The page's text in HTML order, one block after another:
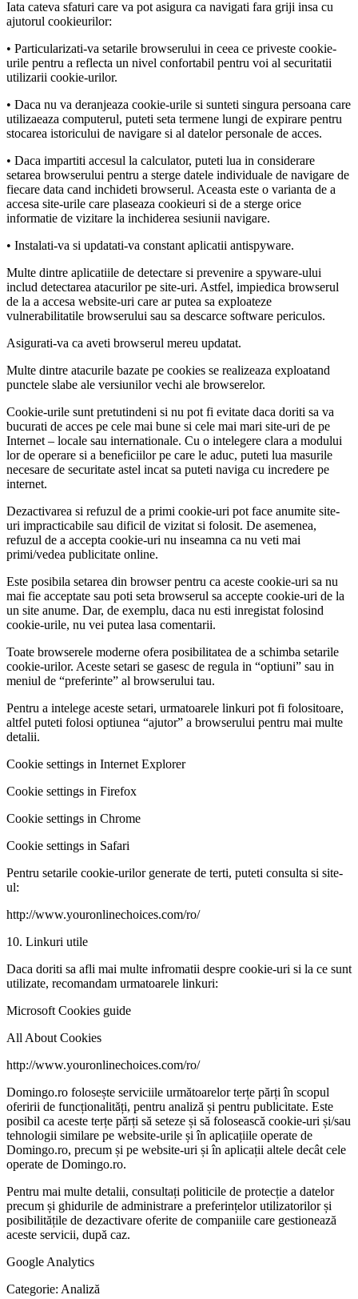
Iata cateva sfaturi care va pot asigura ca navigati fara griji insa cu
ajutorul cookieurilor:
• Particularizati-va setarile browserului in ceea ce priveste cookie-
urile pentru a reflecta un nivel confortabil pentru voi al securitatii
utilizarii cookie-urilor.
• Daca nu va deranjeaza cookie-urile si sunteti singura persoana care
utilizaeaza computerul, puteti seta termene lungi de expirare pentru
stocarea istoricului de navigare si al datelor personale de acces.
• Daca impartiti accesul la calculator, puteti lua in considerare
setarea browserului pentru a sterge datele individuale de navigare de
fiecare data cand inchideti browserul. Aceasta este o varianta de a
accesa site-urile care plaseaza cookieuri si de a sterge orice
informatie de vizitare la inchiderea sesiunii navigare.
• Instalati-va si updatati-va constant aplicatii antispyware.
Multe dintre aplicatiile de detectare si prevenire a spyware-ului
includ detectarea atacurilor pe site-uri. Astfel, impiedica browserul
de la a accesa website-uri care ar putea sa exploateze
vulnerabilitatile browserului sau sa descarce software periculos.
Asigurati-va ca aveti browserul mereu updatat.
Multe dintre atacurile bazate pe cookies se realizeaza exploatand
punctele slabe ale versiunilor vechi ale browserelor.
Cookie-urile sunt pretutindeni si nu pot fi evitate daca doriti sa va
bucurati de acces pe cele mai bune si cele mai mari site-uri de pe
Internet – locale sau internationale. Cu o intelegere clara a modului
lor de operare si a beneficiilor pe care le aduc, puteti lua masurile
necesare de securitate astel incat sa puteti naviga cu incredere pe
internet.
Dezactivarea si refuzul de a primi cookie-uri pot face anumite site-
uri impracticabile sau dificil de vizitat si folosit. De asemenea,
refuzul de a accepta cookie-uri nu inseamna ca nu veti mai
primi/vedea publicitate online.
Este posibila setarea din browser pentru ca aceste cookie-uri sa nu
mai fie acceptate sau poti seta browserul sa accepte cookie-uri de la
un site anume. Dar, de exemplu, daca nu esti inregistat folosind
cookie-urile, nu vei putea lasa comentarii.
Toate browserele moderne ofera posibilitatea de a schimba setarile
cookie-urilor. Aceste setari se gasesc de regula in “optiuni” sau in
meniul de “preferinte” al browserului tau.
Pentru a intelege aceste setari, urmatoarele linkuri pot fi folositoare,
altfel puteti folosi optiunea “ajutor” a browserului pentru mai multe
detalii.
Cookie settings in Internet Explorer
Cookie settings in Firefox
Cookie settings in Chrome
Cookie settings in Safari
Pentru setarile cookie-urilor generate de terti, puteti consulta si site-
ul:
http://www.youronlinechoices.com/ro/
10. Linkuri utile
Daca doriti sa afli mai multe infromatii despre cookie-uri si la ce sunt
utilizate, recomandam urmatoarele linkuri:
Microsoft Cookies guide
All About Cookies
http://www.youronlinechoices.com/ro/
Domingo.ro folosește serviciile următoarelor terțe părți în scopul
oferirii de funcționalități, pentru analiză și pentru publicitate. Este
posibil ca aceste terțe părți să seteze și să folosească cookie-uri și/sau
tehnologii similare pe website-urile și în aplicațiile operate de
Domingo.ro, precum și pe website-uri și în aplicații altele decât cele
operate de Domingo.ro.
Pentru mai multe detalii, consultați politicile de protecție a datelor
precum și ghidurile de administrare a preferințelor utilizatorilor și
posibilitățile de dezactivare oferite de companiile care gestionează
aceste servicii, după caz.
Google Analytics
Categorie: Analiză